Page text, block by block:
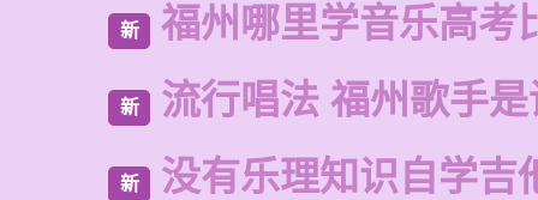
新 福州哪里学音乐高考
新 流行唱法 福州歌手
新 没有乐理知识自学吉